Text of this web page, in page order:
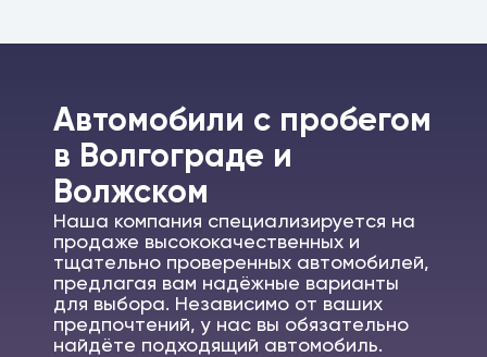
Автомобили c пробегом
в Волгограде и
Волжском
Наша компания специализируется на
продаже высококачественных и
тщательно проверенных автомобилей,
предлагая вам надёжные варианты
для выбора. Независимо от ваших
предпочтений, у нас вы обязательно
найдёте подходящий автомобиль.